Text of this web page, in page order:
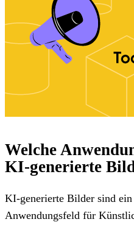
Welche
KI-generierte
KI-generierte Bilder sind ein
Anwendungsfeld für